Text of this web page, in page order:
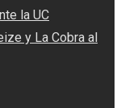
la UC
y La Cobra al